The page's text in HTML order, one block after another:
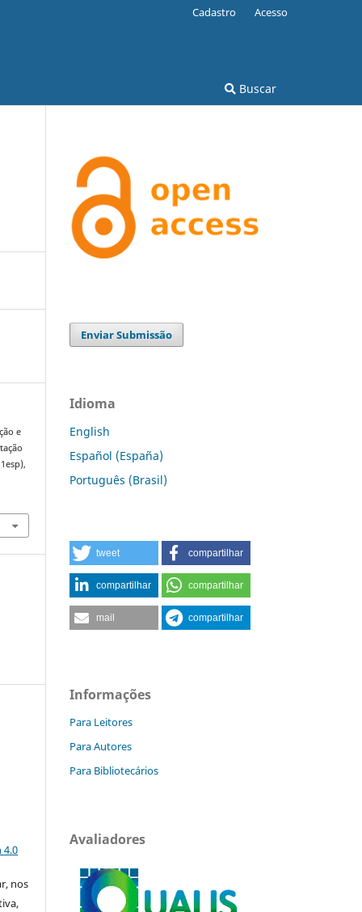
Buscar
Cadastro Acesso
e
4.0
nos
Enviar Submissão
Idioma
English
Español (España)
Português (Brasil)
tweet compartilhar
compartilhar compartilhar
mail compartilhar
Informações
Para Leitores
Para Autores
Para Bibliotecários
Avaliadores